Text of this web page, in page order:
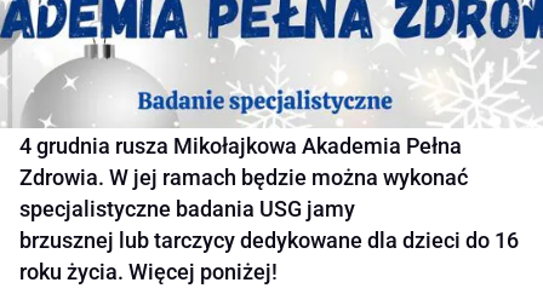
4 grudnia rusza Mikołajkowa Akademia Pełna
Zdrowia. W jej ramach będzie można wykonać
specjalistyczne badania USG jamy
brzusznej lub tarczycy dedykowane dla dzieci do 16
roku życia. Więcej poniżej!